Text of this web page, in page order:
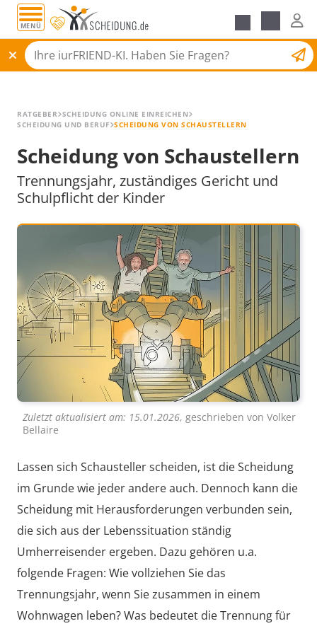
MENÜ
Scheidungsantrag
Alle Ratgeber
RATGEBER SCHEIDUNG ONLINE EINREICHEN
SCHEIDUNG UND BERUF SCHEIDUNG VON SCHAUSTELLERN
Scheidung von Schaustellern
Trennungsjahr, zuständiges Gericht und
Schulpflicht der Kinder
Zuletzt aktualisiert am: 15.01.2026, geschrieben von Volker
Bellaire
Lassen sich Schausteller scheiden, ist die Scheidung
im Grunde wie jeder andere auch. Dennoch kann die
Scheidung mit Herausforderungen verbunden sein,
die sich aus der Lebenssituation ständig
Umherreisender ergeben. Dazu gehören u.a.
folgende Fragen: Wie vollziehen Sie das
Trennungsjahr, wenn Sie zusammen in einem
Wohnwagen leben? Was bedeutet die Trennung für